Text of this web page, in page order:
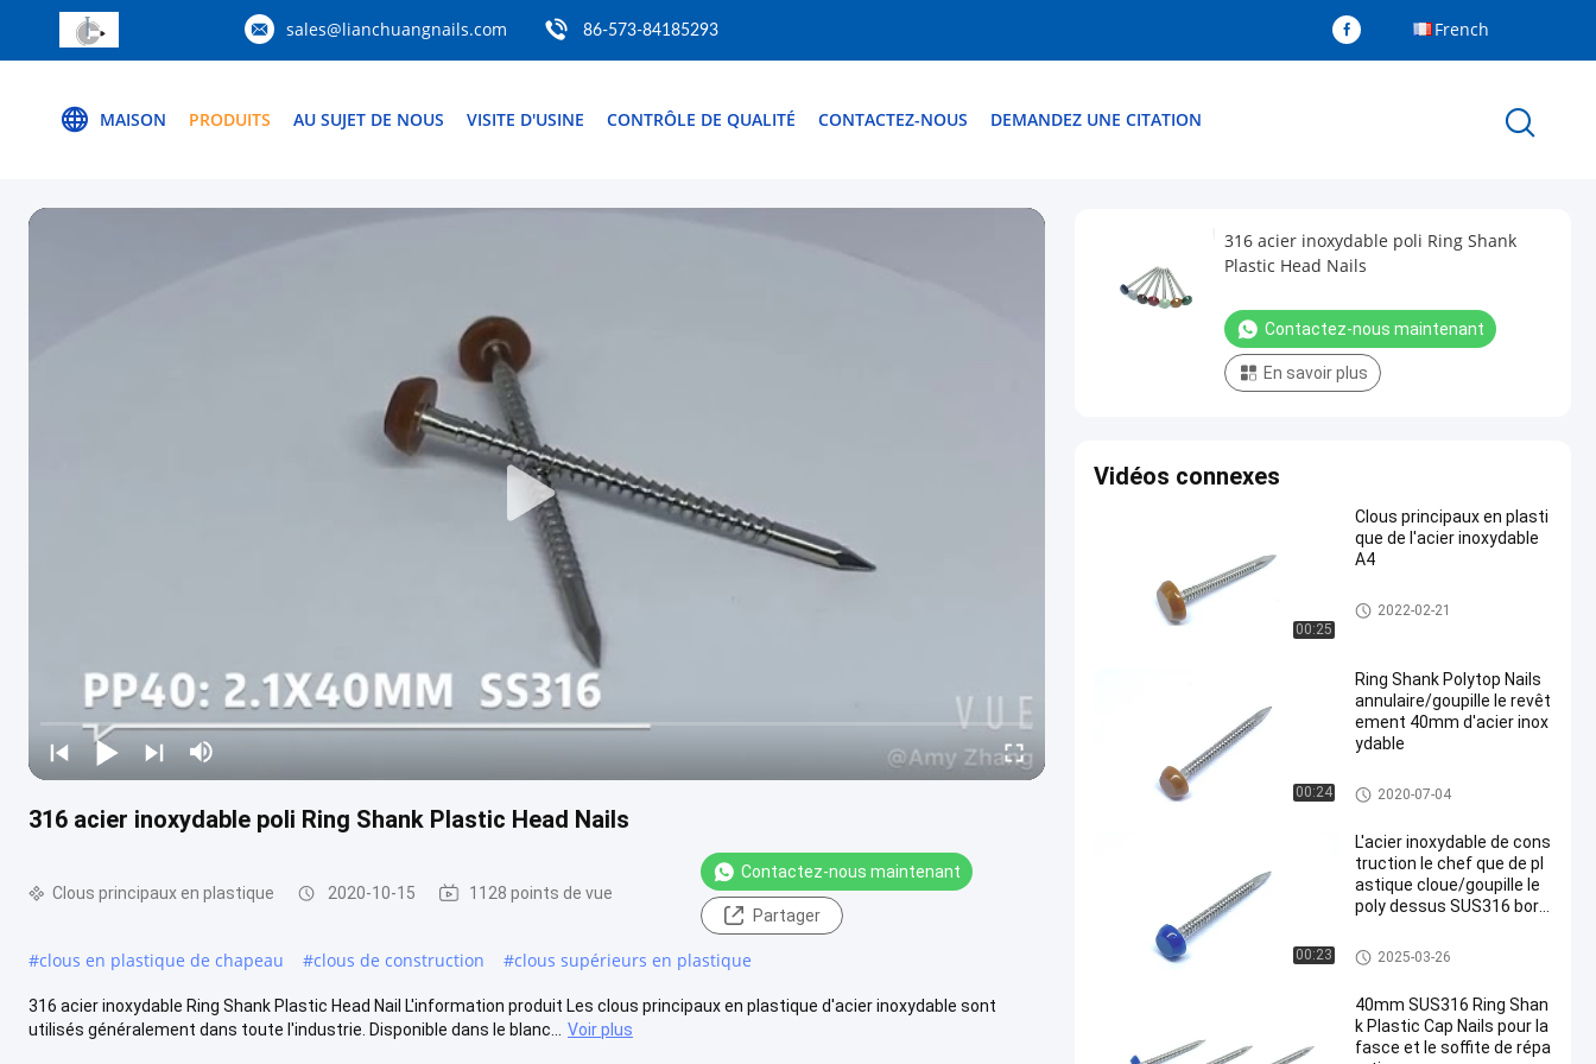
sales@lianchuangnails.com 86-573-84185293 French
MAISON PRODUITS AU SUJET DE NOUS VISITE D'USINE CONTRÔLE DE QUALITÉ CONTACTEZ-NOUS DEMANDEZ UNE CITATION
316 acier inoxydable poli Ring Shank Plastic Head Nails
Clous principaux en plastique 2020-10-15 1128 points de vue
Contactez-nous maintenant
Partager
#clous en plastique de chapeau #clous de construction #clous supérieurs en plastique
316 acier inoxydable Ring Shank Plastic Head Nail L'information produit Les clous principaux en plastique d'acier inoxydable sont
utilisés généralement dans toute l'industrie. Disponible dans le blanc...
Voir plus
316 acier inoxydable poli Ring Shank
Plastic Head Nails
Contactez-nous maintenant
En savoir plus
Vidéos connexes
00:25
Clous principaux en plasti
que de l'acier inoxydable
A4
Clous principaux en plastique
2022-02-21
00:24
Ring Shank Polytop Nails
annulaire/goupille le revêt
ement 40mm d'acier inox
ydable
Clous principaux en plastique
2020-07-04
00:23
L'acier inoxydable de cons
truction le chef que de pl
astique cloue/goupille le
poly dessus SUS316 born
Clous principaux en plastique
2025-03-26
40mm SUS316 Ring Shan
k Plastic Cap Nails pour la
fasce et le soffite de répa